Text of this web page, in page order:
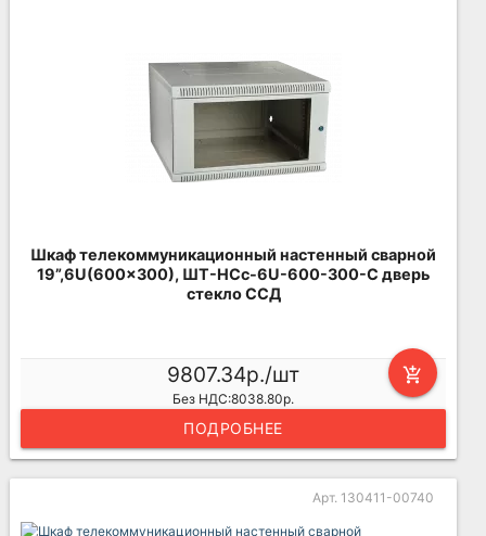
Шкаф телекоммуникационный настенный сварной
19”,6U(600x300), ШТ-НСс-6U-600-300-С дверь
стекло ССД
add_shopping_cart
9807.34р./шт
Без НДС:8038.80р.
ПОДРОБНЕЕ
Арт. 130411-00740